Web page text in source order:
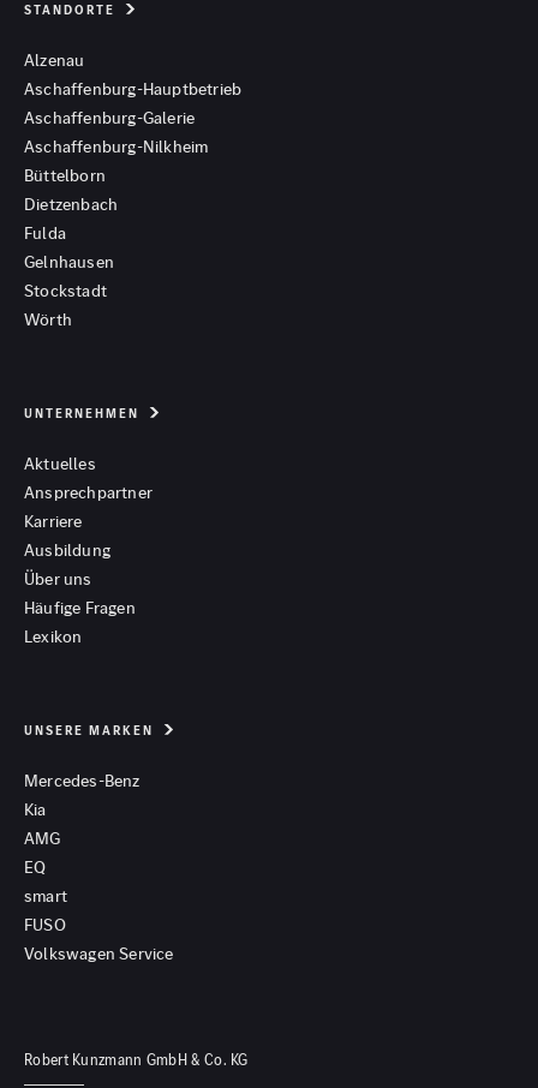
STANDORTE
Alzenau
Aschaffenburg-Hauptbetrieb
Aschaffenburg-Galerie
Aschaffenburg-Nilkheim
Büttelborn
Dietzenbach
Fulda
Gelnhausen
Stockstadt
Wörth
UNTERNEHMEN
Aktuelles
Ansprechpartner
Karriere
Ausbildung
Über uns
Häufige Fragen
Lexikon
UNSERE MARKEN
Mercedes-Benz
Kia
AMG
EQ
smart
FUSO
Volkswagen Service
Robert Kunzmann GmbH & Co. KG